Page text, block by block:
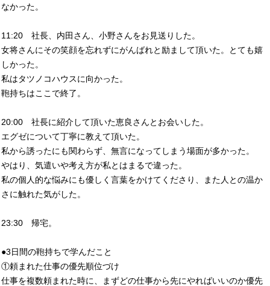
なかった。
11:20 社長、内田さん、小野さんをお見送りした。
女将さんにその笑顔を忘れずにがんばれと励まして頂いた。とても嬉
しかった。
私はタツノコハウスに向かった。
鞄持ちはここで終了。
20:00 社長に紹介して頂いた恵良さんとお会いした。
エグゼについて丁寧に教えて頂いた。
私から誘ったにも関わらず、無言になってしまう場面が多かった。
やはり、気遣いや考え方が私とはまるで違った。
私の個人的な悩みにも優しく言葉をかけてくださり、また人との温か
さに触れた気がした。
23:30 帰宅。
●3日間の鞄持ちで学んだこと
①頼まれた仕事の優先順位づけ
仕事を複数頼まれた時に、まずどの仕事から先にやればいいのか優先